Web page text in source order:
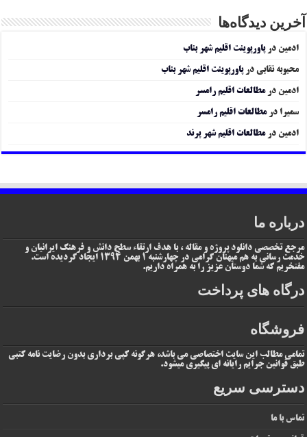
آخرین دیدگاه‌ها
ادمین درپاورپوینت اقلیم شهر بناب
محبوبه نقابی درپاورپوینت اقلیم شهر بناب
ادمین درمطالعات اقلیم رامسر
سمیرا درمطالعات اقلیم رامسر
ادمین درمطالعات اقلیم شهر پرند
درباره ما
مرجع تخصصی دانلود پروژه و مقاله ، با هدف ارتقاء سطح دانش و فرهنگ ایرانیان و
خدمت رسانی به هم میهنان گرامی در چهارشنبه 1 بهمن 1394 ایجاد گردیده است.
مفتخریم که شما دوستان عزیز را به همراه داریم.
درگاه های پرداخت
فروشگاه
تمامی مطالب این سایت اختصاصی می باشد، هرگونه کپی برداری بدون رضایت نامه کتبی
طبق قوانین جرایم رایانه ای پیگیری میشود.
دسترسی سریع
تماس با ما